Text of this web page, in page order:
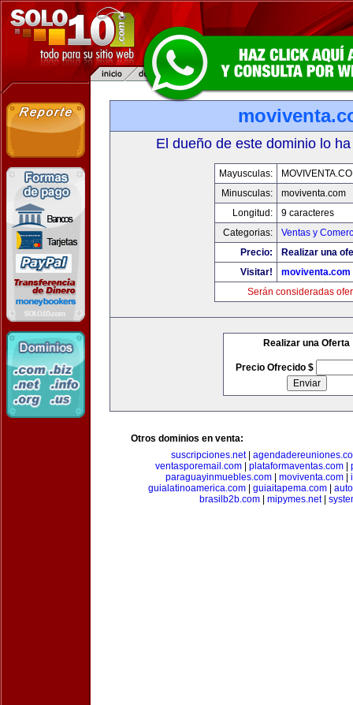
El dueño de este dominio lo
Mayusculas:
Minusculas:
moviventa.com
Longitud:
9 caracteres
Categorias:
Ventas y
Precio:
Realizar una
Visitar!
moviventa.com
Serán consideradas
Realizar una Oferta
Precio Ofrecido $
Otros dominios en venta:
suscripciones.net|
ventasporemail.com| plataformaventas.com|
paraguayinmuebles.com| moviventa.com|
guialatinoamerica.com
guiaitapema.com
brasilb2b.com| mipymes.net|